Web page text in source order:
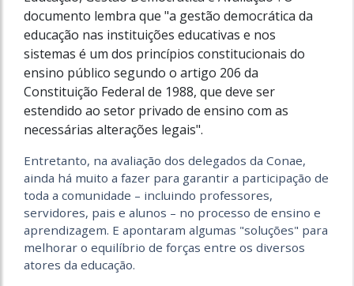
documento lembra que "a gestão democrática da
educação nas instituições educativas e nos
sistemas é um dos princípios constitucionais do
ensino público segundo o artigo 206 da
Constituição Federal de 1988, que deve ser
estendido ao setor privado de ensino com as
necessárias alterações legais".
Entretanto, na avaliação dos delegados da Conae,
ainda há muito a fazer para garantir a participação de
toda a comunidade – incluindo professores,
servidores, pais e alunos – no processo de ensino e
aprendizagem. E apontaram algumas "soluções" para
melhorar o equilíbrio de forças entre os diversos
atores da educação.